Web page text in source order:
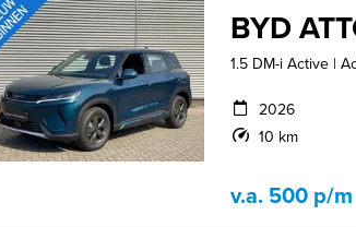
BYD
1.5 DM-i Active |
2026
10 km
v.a. 500 p/m